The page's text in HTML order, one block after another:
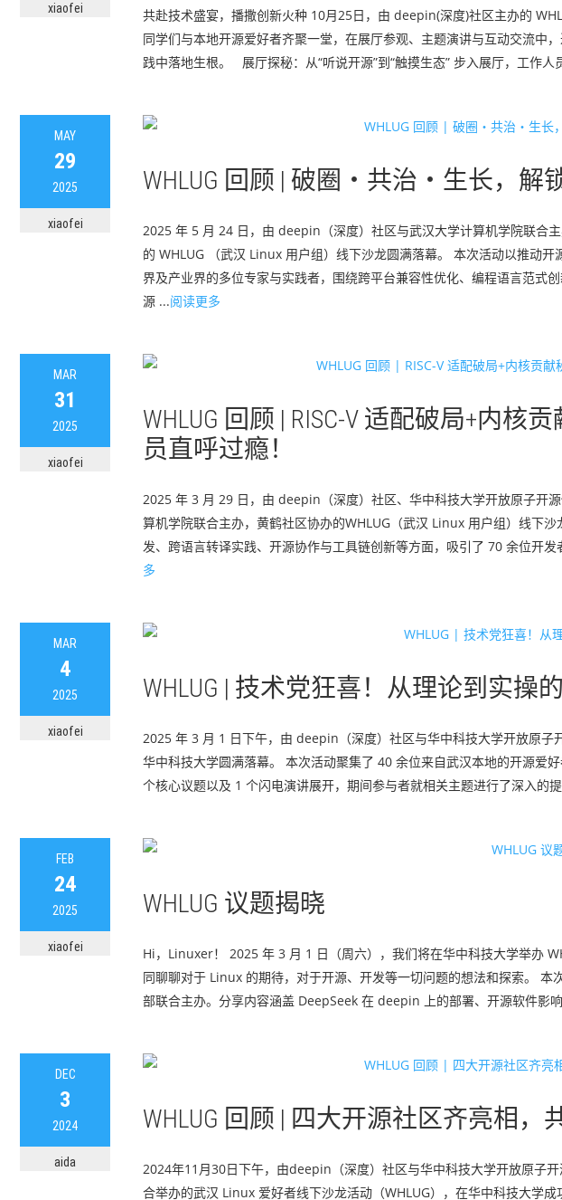
xiaofei
共赴技术盛宴，播撒创新火种 10月25日，由 deepin(深度)社区主办的
同学们与本地开源爱好者齐聚一堂，在展厅参观、主题演讲与互动交流中
践中落地生根。 展厅探秘：从“听说开源”到“触摸生态” 步入展厅，工作
MAY
29
2025
xiaofei
WHLUG 回顾 | 破圈・共治・生长，解
2025 年 5 月 24 日，由 deepin（深度）社区与武汉大学计算机学院联合
的 WHLUG （武汉 Linux 用户组）线下沙龙圆满落幕。 本次活动以推动
界及产业界的多位专家与实践者，围绕跨平台兼容性优化、编程语言范式
源 ...阅读更多
MAR
31
2025
xiaofei
WHLUG 回顾 | RISC-V 适配破局+内核
员直呼过瘾！
2025 年 3 月 29 日，由 deepin（深度）社区、华中科技大学开放原子开
算机学院联合主办，黄鹤社区协办的WHLUG（武汉 Linux 用户组）线下
发、跨语言转译实践、开源协作与工具链创新等方面，吸引了 70 余位开
多
MAR
4
2025
xiaofei
WHLUG | 技术党狂喜！从理论到实操
2025 年 3 月 1 日下午，由 deepin（深度）社区与华中科技大学开放原
华中科技大学圆满落幕。 本次活动聚集了 40 余位来自武汉本地的开源爱
个核心议题以及 1 个闪电演讲展开，期间参与者就相关主题进行了深入的
FEB
24
2025
xiaofei
WHLUG 议题揭晓
Hi，Linuxer！ 2025 年 3 月 1 日（周六），我们将在华中科技大学举办
同聊聊对于 Linux 的期待，对于开源、开发等一切问题的想法和探索。
部联合主办。分享内容涵盖 DeepSeek 在 deepin 上的部署、开源软件影
DEC
3
2024
aida
WHLUG 回顾 | 四大开源社区齐亮相
2024年11月30日下午，由deepin（深度）社区与华中科技大学开放原子
合举办的武汉 Linux 爱好者线下沙龙活动（WHLUG），在华中科技大学